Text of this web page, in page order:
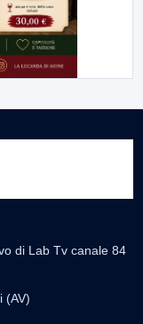
di Lab Tv canale 84
(AV)